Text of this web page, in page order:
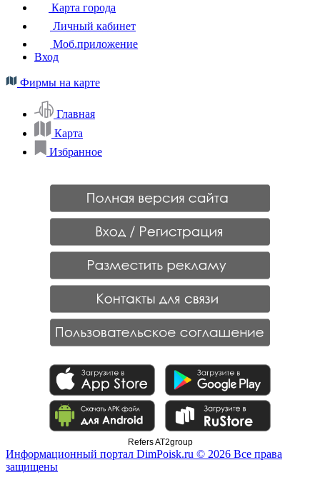
Карта города
Личный кабинет
Моб.приложение
Вход
Фирмы на карте
Главная
Карта
Избранное
Refers AT2group
Информационный портал DimPoisk.ru © 2026 Все права
защищены